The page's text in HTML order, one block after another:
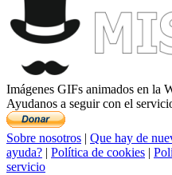
Imágenes GIFs animados en la
Ayudanos a seguir con el
Sobre nosotros Que hay de
ayuda?
Política de cookies
servicio